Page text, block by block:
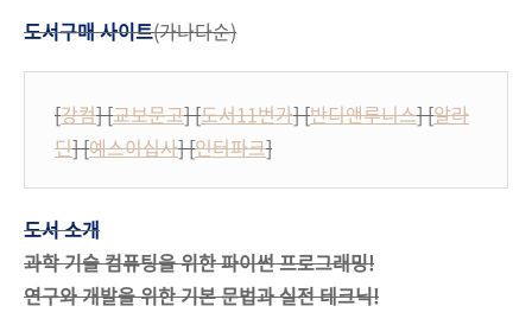
도서구매 사이트(가나다순)
[강컴] [교보문고] [도서11번가] [반디앤루니스] [알라
딘] [예스이십사] [인터파크]
도서 소개
과학 기술 컴퓨팅을 위한 파이썬 프로그래밍!
연구와 개발을 위한 기본 문법과 실전 테크닉!